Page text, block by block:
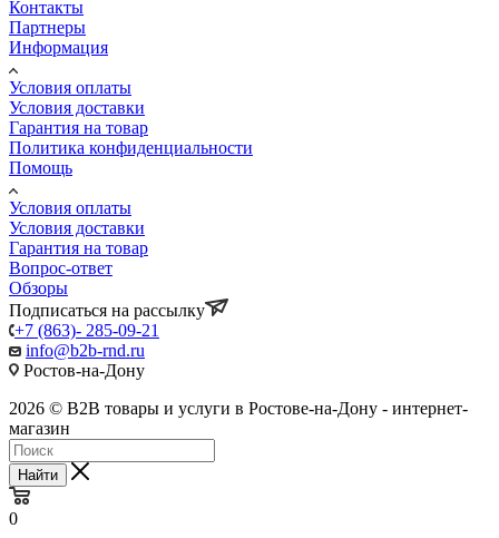
Контакты
Партнеры
Информация
Условия оплаты
Условия доставки
Гарантия на товар
Политика конфиденциальности
Помощь
Условия оплаты
Условия доставки
Гарантия на товар
Вопрос-ответ
Обзоры
Подписаться на рассылку
+7 (863)- 285-09-21
info@b2b-rnd.ru
Ростов-на-Дону
2026 © B2B товары и услуги в Ростове-на-Дону - интернет-
магазин
Найти
0